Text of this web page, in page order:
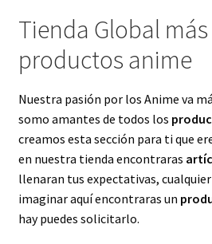
Tienda Global
productos anime
Nuestra pasión por los Anime va
somo amantes de todos los
creamos esta sección para ti que
en nuestra tienda encontraras
llenaran tus expectativas, cualquier
imaginar aquí encontraras un
hay puedes solicitarlo.